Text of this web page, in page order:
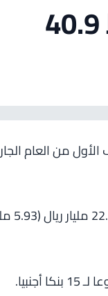
أرباح البنوك السعودية تهبط 40.9
من العام
وسبق للبنوك